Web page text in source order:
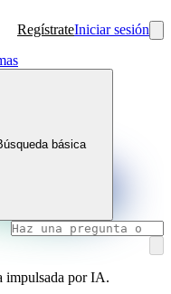
RegístrateIniciar sesión
básica
impulsada por IA.